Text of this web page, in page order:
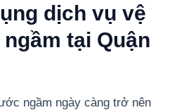
dịch vụ vệ
tại Quận
ngầm ngày càng trở nên